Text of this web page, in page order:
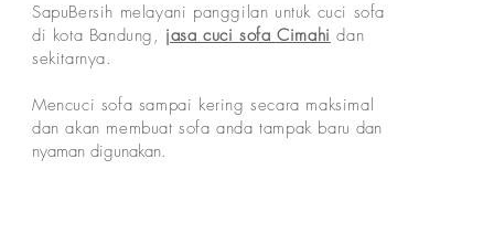
SapuBersih melayani panggilan untuk cuci sofa
di kota Bandung, jasa cuci sofa Cimahi dan
sekitarnya.
Mencuci sofa sampai kering secara maksimal
dan akan membuat sofa anda tampak baru dan
nyaman digunakan.